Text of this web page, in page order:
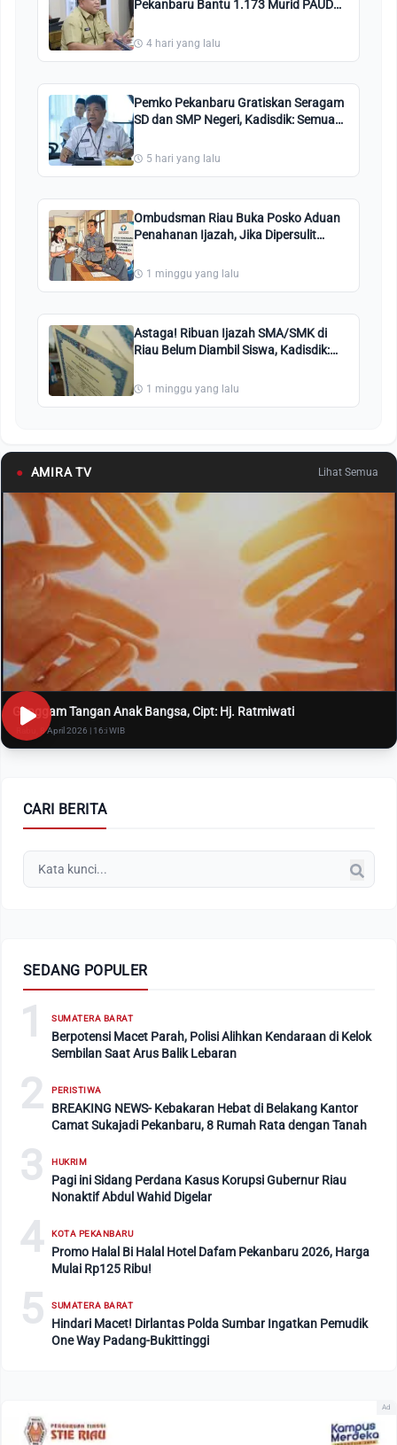
Pekanbaru Bantu 1.173 Murid PAUD
4 hari yang lalu
Pemko Pekanbaru Gratiskan Seragam
SD dan SMP Negeri, Kadisdik: Semua
Diberikan
5 hari yang lalu
Ombudsman Riau Buka Posko Aduan
Penahanan Ijazah, Jika Dipersulit
1 minggu yang lalu
Astaga! Ribuan Ijazah SMA/SMK di
Riau Belum Diambil Siswa, Kadisdik:
1 minggu yang lalu
● AMIRA TV Lihat Semua
Genggam Tangan Anak Bangsa, Cipt: Hj. Ratmiwati
Rabu, 8 April 2026 | 16:i WIB
CARI BERITA
SEDANG POPULER
1 SUMATERA BARAT
Berpotensi Macet Parah, Polisi Alihkan Kendaraan di Kelok
Sembilan Saat Arus Balik Lebaran
2 PERISTIWA
BREAKING NEWS- Kebakaran Hebat di Belakang Kantor
Camat Sukajadi Pekanbaru, 8 Rumah Rata dengan Tanah
3 HUKRIM
Pagi ini Sidang Perdana Kasus Korupsi Gubernur Riau
Nonaktif Abdul Wahid Digelar
4 KOTA PEKANBARU
Promo Halal Bi Halal Hotel Dafam Pekanbaru 2026, Harga
Mulai Rp125 Ribu!
5 SUMATERA BARAT
Hindari Macet! Dirlantas Polda Sumbar Ingatkan Pemudik
One Way Padang-Bukittinggi
Ad